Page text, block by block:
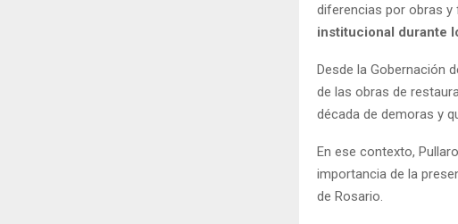
diferencias por obras y
institucional durante
Desde la Gobernación
de las obras de
década de demoras y
En ese contexto,
importancia de la
de Rosario.